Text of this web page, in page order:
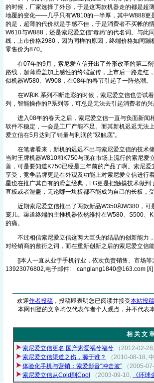
的时候，厂家选择了外形，于是这两款机器走的都是超
地覆的变化——几乎只有W810的一半厚，其中W888更
的是，超薄的代价就是手感不佳，于是消费者不买帐的
W610与W888，还是索尼爱立信“毒药”的代名词。与
线，上市价格2980，因为同样的原因，终端价格如同
零售价为870。
在07年的9月，索尼爱立信开出了外形改革的第二
路线，超薄滑盖加上感性的终端宣传，上市后一路走红
似机器W580、W908，在08年的春节引起了一阵热潮。
在W和K 系列不断走彩的时候，索尼爱立信也尝试
列，智能操作的P系列等，可总是无法去引起消费者的
进入08年的春天之后，索尼爱立信一直与负面新闻
软件不稳定，一会是工厂产能不足。而其新机迟迟无法
爱立信在5月达到了销量与利润的“双触底”。
在笔者看来，新机的迟迟不出与索尼爱立信的技术
当时王牌机器W810和K750与现在市场上流行的索尼爱
善，可是要知道K750已经是三年前的产品了啊。索尼
享受，竞争品牌更是在外观及功能上对索尼爱立信进行
星也在推广其自有的滑盖经典，LG更是把触摸技术做
直板或者滑盖，无论哪一块板都不能成为自己的长板，受
近期索尼爱立信推出了两款新品W350和W380，可
宠儿。渠道终端的主推机器依然维持在W580、S500、
的痛。
不过相信索尼爱立信这两大巨头的结晶的创新能力，
对经销商的敷衍之词，而在重新创新之后的索尼爱立信
[]本人一直从业于手机行业，依次负责销售、市场等
13923076802,电子邮件: canglang1840@163.com [/i]
欢迎作者投稿 ，投稿即表明您已阅读并接受本站投
本网刊登的文章均仅代表作者个人观点，并不代表
相 关 文
索尼爱立信更名 国产索爱祸兮福兮
（2012-02-
索尼爱立信渠道之伤，源于谁？
（2010-08-18,
体验化手机与营销：索爱影音“冲击波”
（2005-
索尼爱立信从Cold到Cool
（2003-09-10, 《环球